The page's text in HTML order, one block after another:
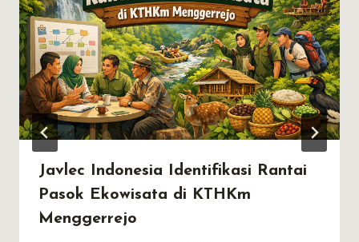
Javlec Indonesia Identifikasi Rantai
Pasok Ekowisata di KTHKm
Menggerrejo